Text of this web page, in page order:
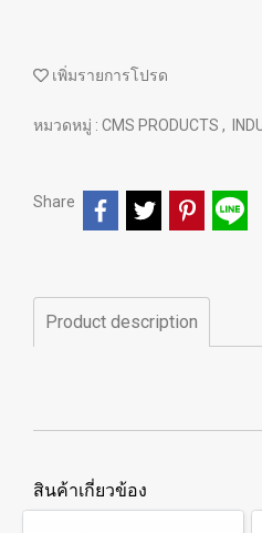
เพิ่มรายการโปรด
หมวดหมู่ : CMS PRODUCTS ,
Share
Product description
สินค้าเกี่ยวข้อง